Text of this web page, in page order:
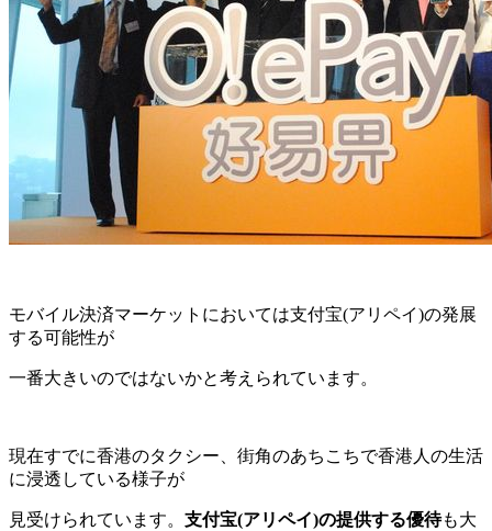
モバイル決済マーケットにおいては支付宝(アリペイ)の発展
する可能性が
一番大きいのではないかと考えられています。
現在すでに香港のタクシー、街角のあちこちで香港人の生活
に浸透している様子が
見受けられています。 支付宝(アリペイ)の提供する優待も大